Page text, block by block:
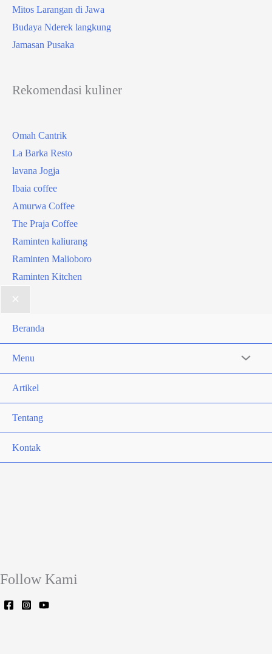
Mitos Larangan di Jawa
Budaya Nderek langkung
Jamasan Pusaka
Rekomendasi kuliner
Omah Cantrik
La Barka Resto
lavana Jogja
Ibaia coffee
Amurwa Coffee
The Praja Coffee
Raminten kaliurang
Raminten Malioboro
Raminten Kitchen
Beranda
Menu
Artikel
Tentang
Kontak
Follow Kami